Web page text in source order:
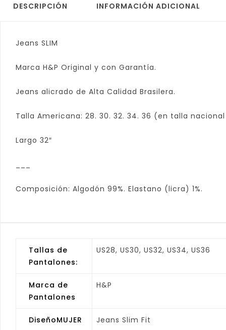
DESCRIPCIÓN INFORMACIÓN ADICIONAL
Jeans SLIM
Marca H&P Original y con Garantía.
Jeans alicrado de Alta Calidad Brasilera.
Talla Americana: 28. 30. 32. 34. 36 (en talla
Largo 32″
Composición: Algodón 99%. Elastano (licra) 1%.
Tallas de
Pantalones:
US28, US30, US32, US34, US36
Marca de
Pantalones
H&P
DiseñoMUJER Jeans Slim Fit